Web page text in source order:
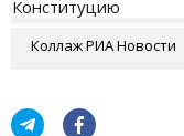
Коллаж РИА Новости